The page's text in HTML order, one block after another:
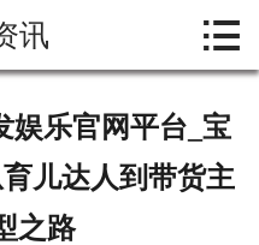
热门游戏
讯 
娱乐官网平台_宝
儿达人到带货主
之路